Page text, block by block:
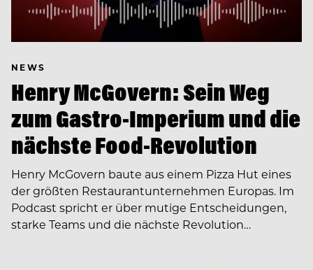
NEWS
Henry McGovern: Sein Weg
zum Gastro-Imperium und die
nächste Food-Revolution
Henry McGovern baute aus einem Pizza Hut eines
der größten Restaurantunternehmen Europas. Im
Podcast spricht er über mutige Entscheidungen,
starke Teams und die nächste Revolution…